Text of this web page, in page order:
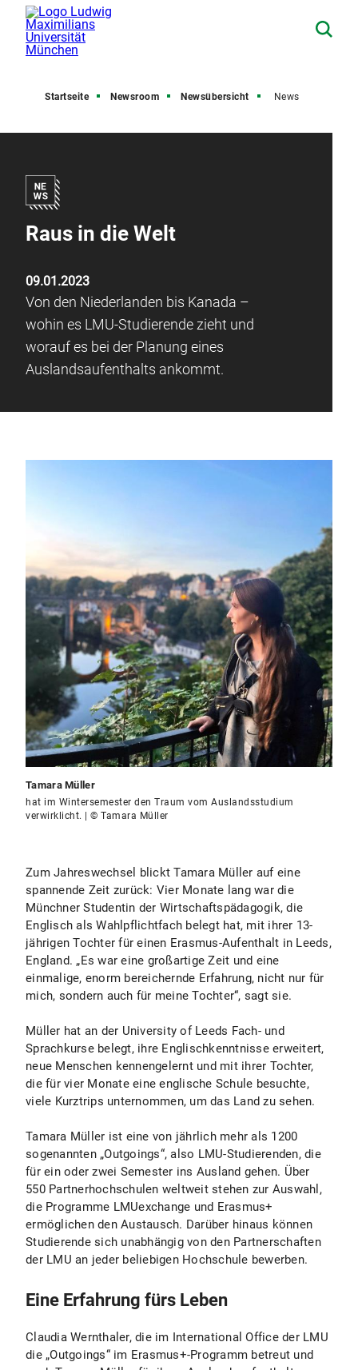
Startseite Newsroom Newsübersicht News
Raus in die Welt
09.01.2023
Von den Niederlanden bis Kanada –
wohin es LMU-Studierende zieht und
worauf es bei der Planung eines
Auslandsaufenthalts ankommt.
Tamara Müller
hat im Wintersemester den Traum vom Auslandsstudium
verwirklicht. | © Tamara Müller
Zum Jahreswechsel blickt Tamara Müller auf eine
spannende Zeit zurück: Vier Monate lang war die
Münchner Studentin der Wirtschaftspädagogik, die
Englisch als Wahlpflichtfach belegt hat, mit ihrer 13-
jährigen Tochter für einen Erasmus-Aufenthalt in Leeds,
England. „Es war eine großartige Zeit und eine
einmalige, enorm bereichernde Erfahrung, nicht nur für
mich, sondern auch für meine Tochter“, sagt sie.
Müller hat an der University of Leeds Fach- und
Sprachkurse belegt, ihre Englischkenntnisse erweitert,
neue Menschen kennengelernt und mit ihrer Tochter,
die für vier Monate eine englische Schule besuchte,
viele Kurztrips unternommen, um das Land zu sehen.
Tamara Müller ist eine von jährlich mehr als 1200
sogenannten „Outgoings“, also LMU-Studierenden, die
für ein oder zwei Semester ins Ausland gehen. Über
550 Partnerhochschulen weltweit stehen zur Auswahl,
die Programme LMUexchange und Erasmus+
ermöglichen den Austausch. Darüber hinaus können
Studierende sich unabhängig von den Partnerschaften
der LMU an jeder beliebigen Hochschule bewerben.
Eine Erfahrung fürs Leben
Claudia Wernthaler, die im International Office der LMU
die „Outgoings“ im Erasmus+-Programm betreut und